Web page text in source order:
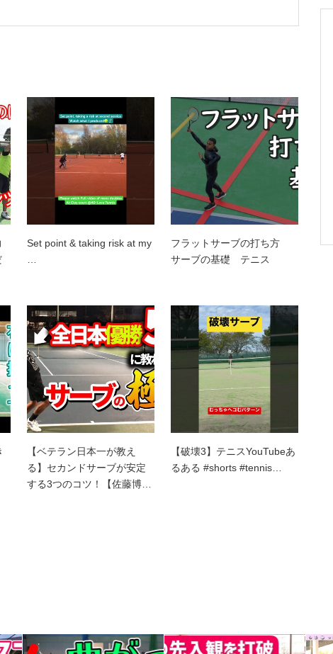
Set point & taking risk at my
フラットサーブの打ち方
サーブの基礎 テニス
【ベテラン日本一が教え
る】セカンドサーブが安定
する3つのコツ！【佐藤博…
【破壊3】テニスYouTubeあ
るある #shorts #tennis…